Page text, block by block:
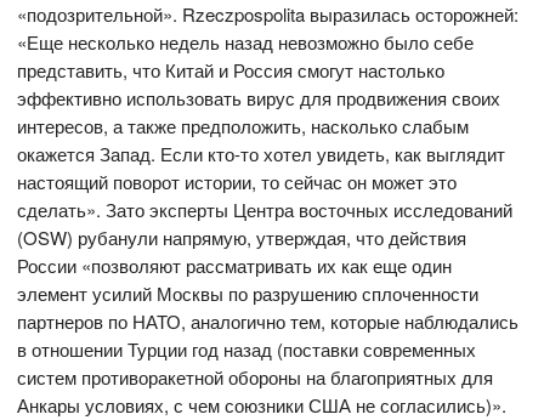
«подозрительной». Rzeczpospolita выразилась осторожней:
«Еще несколько недель назад невозможно было себе
представить, что Китай и Россия смогут настолько
эффективно использовать вирус для продвижения своих
интересов, а также предположить, насколько слабым
окажется Запад. Если кто-то хотел увидеть, как выглядит
настоящий поворот истории, то сейчас он может это
сделать». Зато эксперты Центра восточных исследований
(OSW) рубанули напрямую, утверждая, что действия
России «позволяют рассматривать их как еще один
элемент усилий Москвы по разрушению сплоченности
партнеров по НАТО, аналогично тем, которые наблюдались
в отношении Турции год назад (поставки современных
систем противоракетной обороны на благоприятных для
Анкары условиях, с чем союзники США не согласились)».